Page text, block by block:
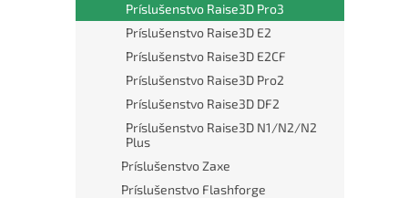
Príslušenstvo Raise3D Pro3
Príslušenstvo Raise3D E2
Príslušenstvo Raise3D E2CF
Príslušenstvo Raise3D Pro2
Príslušenstvo Raise3D DF2
Príslušenstvo Raise3D N1/N2/N2
Plus
Príslušenstvo Zaxe
Príslušenstvo Flashforge